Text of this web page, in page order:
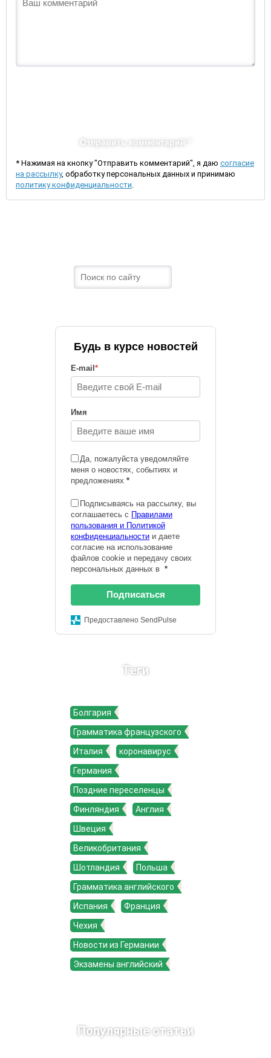
Отправить комментарий *
* Нажимая на кнопку "Отправить комментарий", я даю согласие
на рассылку, обработку персональных данных и принимаю
политику конфиденциальности.
Будь в курсе новостей
E-mail *
Имя
Да, пожалуйста уведомляйте
меня о новостях, событиях и
предложениях *
Подписываясь на рассылку, вы
соглашаетесь с Правилами
пользования и Политикой
конфиденциальности и даете
согласие на использование
файлов cookie и передачу своих
персональных данных в *
Подписаться
Предоставлено SendPulse
Теги
Болгария
Грамматика французского
Италия
коронавирус
Германия
Поздние переселенцы
Финляндия
Англия
Швеция
Великобритания
Шотландия
Польша
Грамматика английского
Испания
Франция
Чехия
Новости из Германии
Экзамены английский
Популярные статьи